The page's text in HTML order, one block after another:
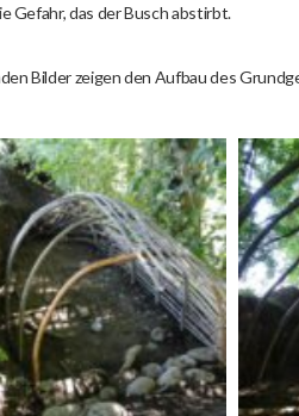
Gefahr, das der Busch abstirbt.
Bilder zeigen den Aufbau des